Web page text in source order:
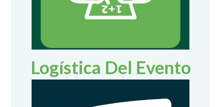
Logística Del Evento